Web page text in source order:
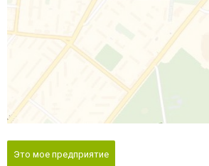
Это мое предприятие